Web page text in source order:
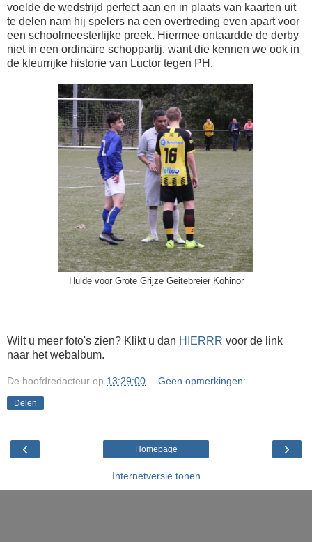
voelde de wedstrijd perfect aan en in plaats van kaarten uit
te delen nam hij spelers na een overtreding even apart voor
een schoolmeesterlijke preek. Hiermee ontaardde de derby
niet in een ordinaire schoppartij, want die kennen we ook in
de kleurrijke historie van Luctor tegen PH.
Hulde voor Grote Grijze Geitebreier Kohinor
Wilt u meer foto's zien? Klikt u dan HIERRR voor de link
naar het webalbum.
De hoofdredacteur op 13:29:00 Geen opmerkingen:
Delen
‹ ›
Homepage
Internetversie tonen